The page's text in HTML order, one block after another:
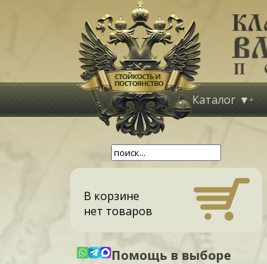
Каталог
В корзине
нет товаров
Помощь в выборе